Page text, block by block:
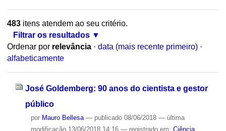
483itens atendem ao seu critério.
Filtrar os resultados
Ordenar por relevância · data (mais recente primeiro) ·
alfabeticamente
José Goldemberg: 90 anos do cientista e gestor
público
por Mauro Bellesa — publicado08/06/2018 — última
modificação13/06/2018 14:16 — registrado em: Ciência,